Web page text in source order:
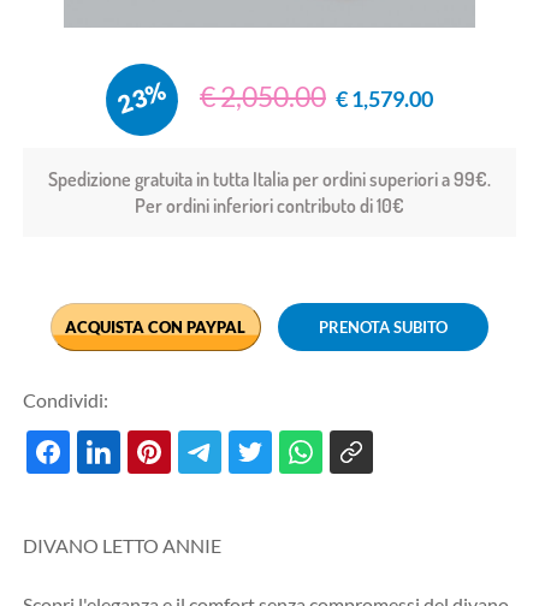
23% € 2,050.00 € 1,579.00
Spedizione gratuita in tutta Italia per ordini superiori a 99€.
Per ordini inferiori contributo di 10€
ACQUISTA CON PAYPAL PRENOTA SUBITO
Condividi:
DIVANO LETTO ANNIE